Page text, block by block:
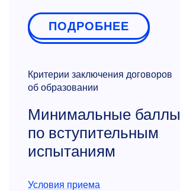
ПОДРОБНЕЕ
Критерии заключения договоров
об образовании
Минимальные баллы
по вступительным
испытаниям
Условия приема